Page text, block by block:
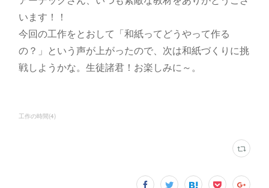
います！！
今回の工作をとおして「和紙ってどうやって作る
の？」という声が上がったので、次は和紙づくりに挑
戦しようかな。生徒諸君！お楽しみに～。
工作の時間(4)